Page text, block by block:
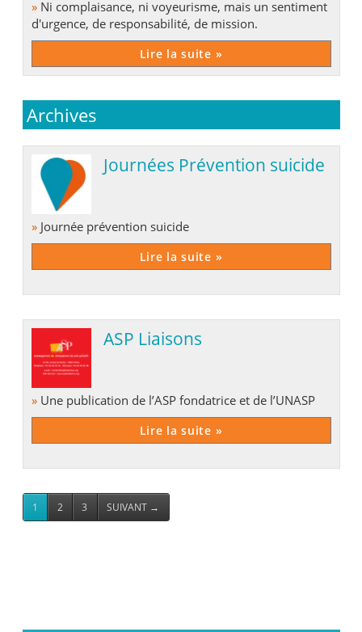
»Ni complaisance, ni voyeurisme, mais un sentiment
d'urgence, de responsabilité, de mission.
Lire la suite »
Archives
Journées Prévention suicide
» Journée prévention suicide
Lire la suite »
ASP Liaisons
» Une publication de l’ASP fondatrice et de l’UNASP
Lire la suite »
1 2 3 SUIVANT →